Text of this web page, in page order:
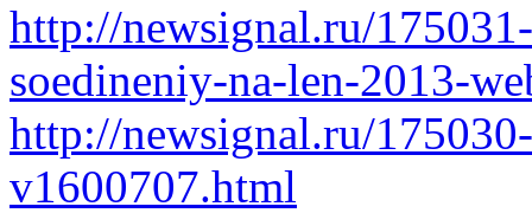
http://newsignal.ru/
soedineniy-na-len-2013-
http://newsignal.ru/
v1600707.html